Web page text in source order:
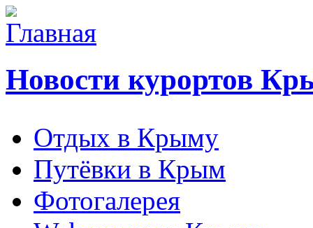
Новости курортов
Отдых в Крыму
Путёвки в Крым
Фотогалерея